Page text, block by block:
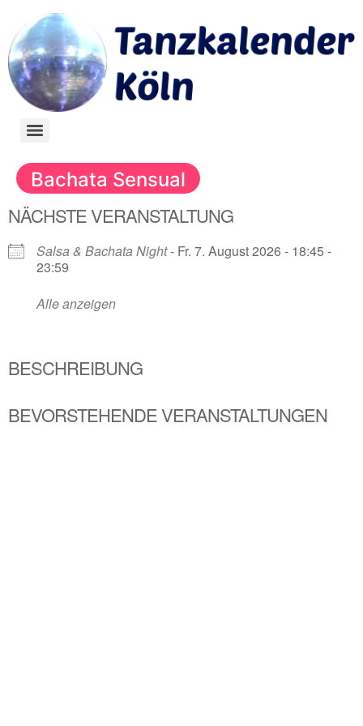
Bachata Sensual
NÄCHSTE VERANSTALTUNG
Salsa & Bachata Night- Fr. 7. August 2026 - 18:45 -
23:59
Alle anzeigen
BESCHREIBUNG
BEVORSTEHENDE VERANSTALTUNGEN